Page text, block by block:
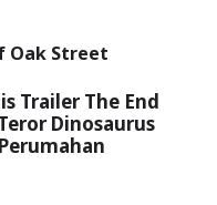
Oak Street
Trailer The End
Dinosaurus